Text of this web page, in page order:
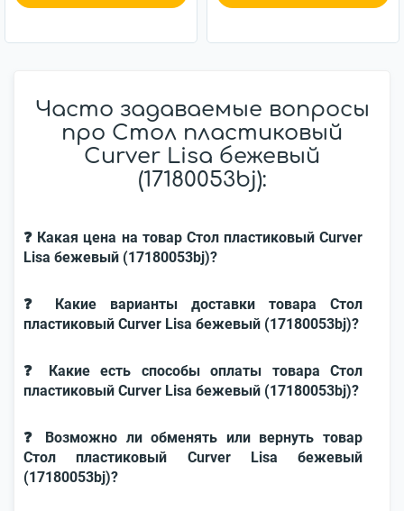
Часто задаваемые вопросы
про Стол пластиковый
Curver Lisa бежевый
(17180053bj):
❓ Какая цена на товар Стол пластиковый Curver
Lisa бежевый (17180053bj)?
❓ Какие варианты доставки товара Стол
пластиковый Curver Lisa бежевый (17180053bj)?
❓ Какие есть способы оплаты товара Стол
пластиковый Curver Lisa бежевый (17180053bj)?
❓ Возможно ли обменять или вернуть товар
Стол пластиковый Curver Lisa бежевый
(17180053bj)?